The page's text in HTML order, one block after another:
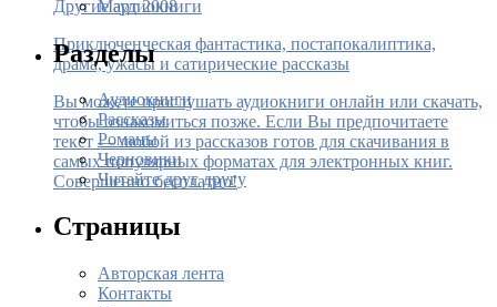
Другие аудиокниги
Приключенческая фантастика, постапокалиптика,
драма, ужасы и сатирические рассказы
Вы можете прослушать аудиокниги онлайн или скачать,
чтобы ознакомиться позже. Если Вы предпочитаете
текст — любой из рассказов готов для скачивания в
самых популярных форматах для электронных книг.
Совершенно бесплатно!
Март 2008
Разделы
Аудиокниги
Рассказы
Романы
Черновики
Читайте друг другу
Страницы
Авторская лента
Контакты